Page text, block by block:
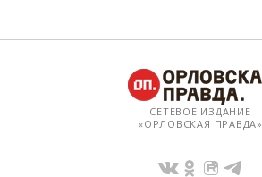
СЕТЕВОЕ ИЗДАНИЕ
«ОРЛОВСКАЯ ПРАВДА»